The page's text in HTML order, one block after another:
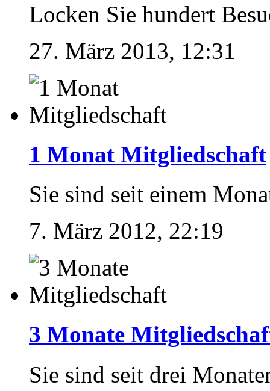
Locken Sie hundert
27. März 2013, 12:31
1 Monat Mitgliedschaft
Sie sind seit einem
7. März 2012, 22:19
3 Monate
Sie sind seit drei